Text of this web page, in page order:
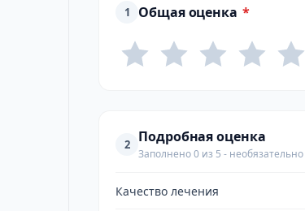
1 Общая оценка *
2 Подробная оценка
Заполнено 0 из 5 - необязательно
Качество лечения